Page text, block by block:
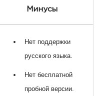
Минусы
Нет поддержки
русского языка.
Нет бесплатной
пробной версии.